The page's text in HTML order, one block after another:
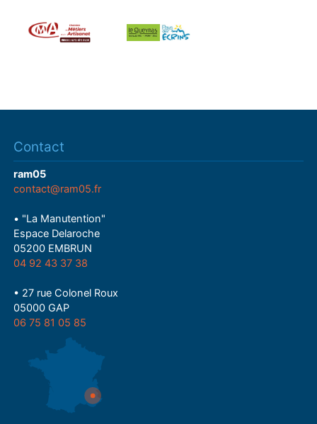
Contact
ram05
contact@ram05.fr
• "La Manutention"
Espace Delaroche
05200 EMBRUN
04 92 43 37 38
• 27 rue Colonel Roux
05000 GAP
06 75 81 05 85